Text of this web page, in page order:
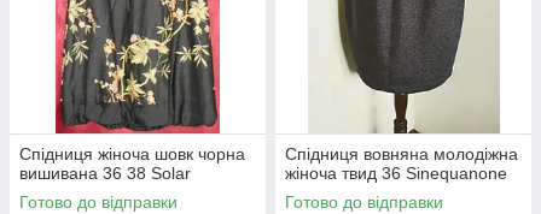
Спідниця жіноча шовк чорна
вишивана 36 38 Solar
Готово до відправки
Спідниця вовняна молодіжна
жіноча твид 36 Sinequanone
Готово до відправки